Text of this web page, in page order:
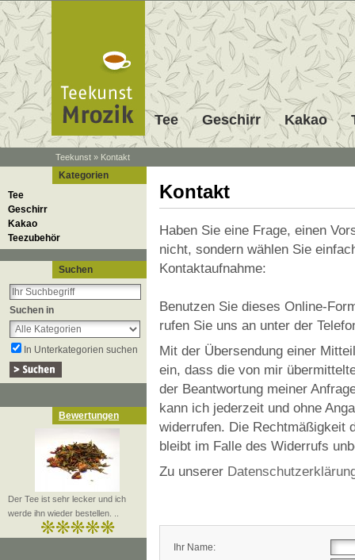
Tee Geschirr Kakao
Teekunst » Kontakt
Kategorien
Tee
Geschirr
Kakao
Teezubehör
Suchen
Suchen in
In Unterkategorien suchen
Bewertungen
Der Tee ist sehr lecker und ich
werde ihn wieder bestellen. ..
Kontakt
Haben Sie eine Frage, einen
nicht, sondern wählen Sie
Kontaktaufnahme:
Benutzen Sie dieses Online-
rufen Sie uns an unter der
Mit der Übersendung einer
ein, dass die von mir
der Beantwortung meiner
kann ich jederzeit und ohne
widerrufen. Die Rechtmäßigkeit
bleibt im Falle des Widerrufs
Zu unserer
Ihr Name: